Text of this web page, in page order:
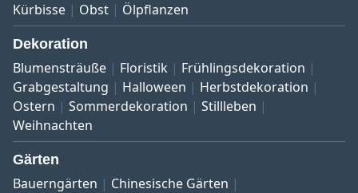
Kürbisse
Obst Ölpflanzen
Dekoration
Blumensträuße Floristik
Frühlingsdekoration
Grabgestaltung
Halloween
Herbstdekoration
Ostern
Sommerdekoration
Stillleben
Weihnachten
Gärten
Bauerngärten
Chinesische Gärten